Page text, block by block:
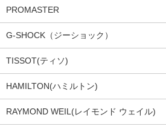
PROMASTER
G-SHOCK（ジーショック）
TISSOT(ティソ)
HAMILTON(ハミルトン)
RAYMOND WEIL(レイモンド ウェイル)